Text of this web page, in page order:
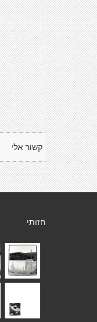
קשור אלי
חזותי